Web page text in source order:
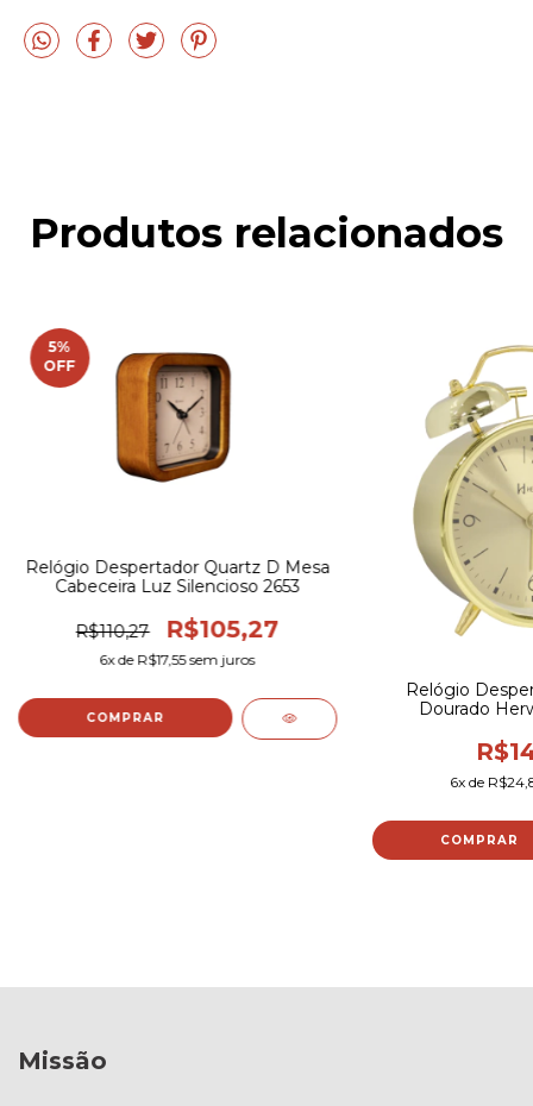
Produtos relacionados
5%
OFF
Relógio Despertador Quartz D Mesa
Cabeceira Luz Silencioso 2653
R$110,27 R$105,27
6x de R$17,55sem juros
COMPRAR
Relógio
Dourado
6x de
COMPRAR
Missão